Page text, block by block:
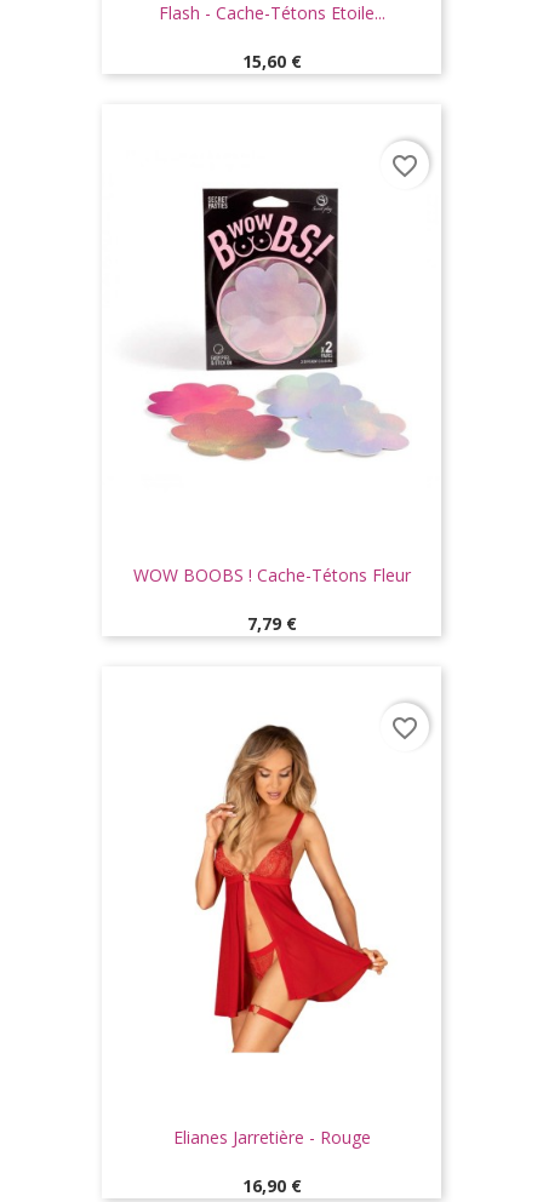
Flash - Cache-Tétons Etoile...
Prix
15,60 €
WOW BOOBS ! Cache-Tétons Fleur
Prix
7,79 €
favorite_border
Elianes Jarretière - Rouge
Prix
16,90 €
favorite_border